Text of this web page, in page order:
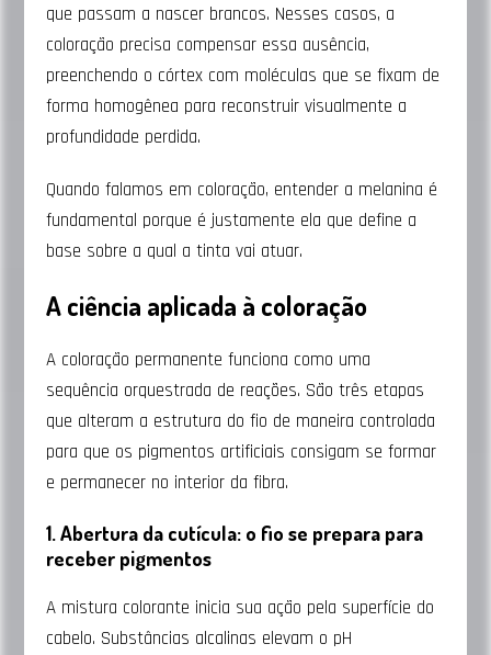
que passam a nascer brancos. Nesses casos, a
coloração precisa compensar essa ausência,
preenchendo o córtex com moléculas que se fixam de
forma homogênea para reconstruir visualmente a
profundidade perdida.
Quando falamos em coloração, entender a melanina é
fundamental porque é justamente ela que define a
base sobre a qual a tinta vai atuar.
A ciência aplicada à coloração
A coloração permanente funciona como uma
sequência orquestrada de reações. São três etapas
que alteram a estrutura do fio de maneira controlada
para que os pigmentos artificiais consigam se formar
e permanecer no interior da fibra.
1. Abertura da cutícula: o fio se prepara para
receber pigmentos
A mistura colorante inicia sua ação pela superfície do
cabelo. Substâncias alcalinas elevam o pH